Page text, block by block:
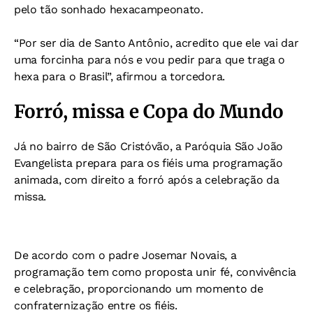
pelo tão sonhado hexacampeonato.
“Por ser dia de Santo Antônio, acredito que ele vai dar
uma forcinha para nós e vou pedir para que traga o
hexa para o Brasil”, afirmou a torcedora.
Forró, missa e Copa do Mundo
Já no bairro de São Cristóvão, a Paróquia São João
Evangelista prepara para os fiéis uma programação
animada, com direito a forró após a celebração da
missa.
De acordo com o padre Josemar Novais, a
programação tem como proposta unir fé, convivência
e celebração, proporcionando um momento de
confraternização entre os fiéis.